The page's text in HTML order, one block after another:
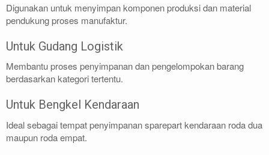
Digunakan untuk menyimpan komponen produksi dan material
pendukung proses manufaktur.
Untuk Gudang Logistik
Membantu proses penyimpanan dan pengelompokan barang
berdasarkan kategori tertentu.
Untuk Bengkel Kendaraan
Ideal sebagai tempat penyimpanan sparepart kendaraan roda dua
maupun roda empat.